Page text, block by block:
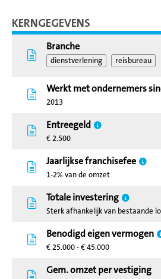
KERNGEGEVENS
Branche
dienstverlening reisbureau
Werkt met ondernemers
2013
Entreegeld
€ 2.500
Jaarlijkse franchisefee
1-2% van de omzet
Totale investering
Sterk afhankelijk van bestaande
Benodigd eigen vermogen
€ 25.000 - € 45.000
Gem. omzet per vestiging